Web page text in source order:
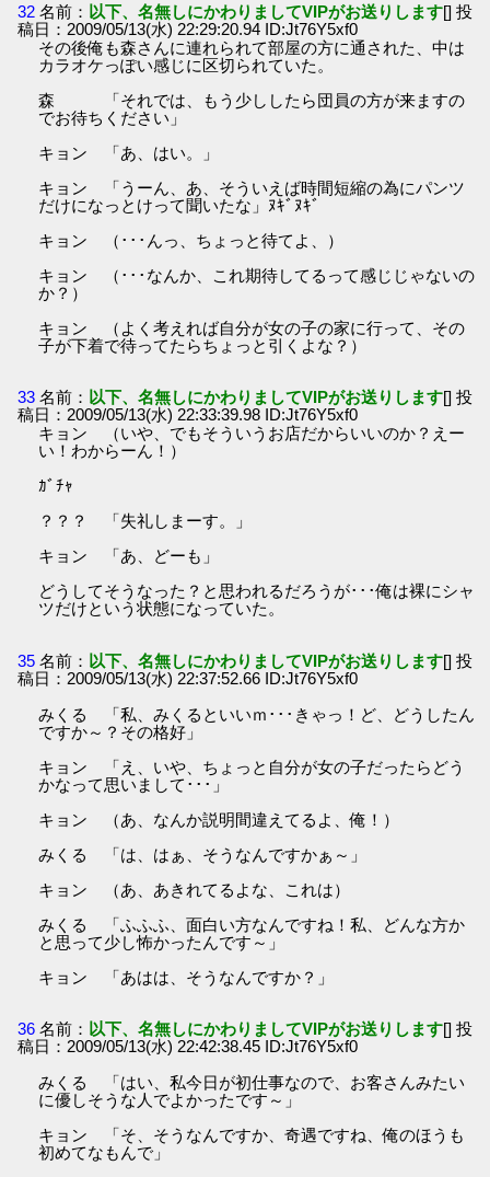
32 名前： 以下、名無しにかわりましてVIPがお送りします[] 投
稿日：2009/05/13(水) 22:29:20.94 ID:Jt76Y5xf0
その後俺も森さんに連れられて部屋の方に通された、中は
カラオケっぽい感じに区切られていた。
森 「それでは、もう少ししたら団員の方が来ますの
でお待ちください」
キョン 「あ、はい。」
キョン 「うーん、あ、そういえば時間短縮の為にパンツ
だけになっとけって聞いたな」ﾇｷﾞﾇｷﾞ
キョン （･･･んっ、ちょっと待てよ、）
キョン （･･･なんか、これ期待してるって感じじゃないの
か？）
キョン （よく考えれば自分が女の子の家に行って、その
子が下着で待ってたらちょっと引くよな？）
33 名前： 以下、名無しにかわりましてVIPがお送りします[] 投
稿日：2009/05/13(水) 22:33:39.98 ID:Jt76Y5xf0
キョン （いや、でもそういうお店だからいいのか？えー
い！わからーん！）
ｶﾞﾁｬ
？？？ 「失礼しまーす。」
キョン 「あ、どーも」
どうしてそうなった？と思われるだろうが･･･俺は裸にシャ
ツだけという状態になっていた。
35 名前： 以下、名無しにかわりましてVIPがお送りします[] 投
稿日：2009/05/13(水) 22:37:52.66 ID:Jt76Y5xf0
みくる 「私、みくるといいｍ･･･きゃっ！ど、どうしたん
ですか～？その格好」
キョン 「え、いや、ちょっと自分が女の子だったらどう
かなって思いまして･･･」
キョン （あ、なんか説明間違えてるよ、俺！）
みくる 「は、はぁ、そうなんですかぁ～」
キョン （あ、あきれてるよな、これは）
みくる 「ふふふ、面白い方なんですね！私、どんな方か
と思って少し怖かったんです～」
キョン 「あはは、そうなんですか？」
36 名前： 以下、名無しにかわりましてVIPがお送りします[] 投
稿日：2009/05/13(水) 22:42:38.45 ID:Jt76Y5xf0
みくる 「はい、私今日が初仕事なので、お客さんみたい
に優しそうな人でよかったです～」
キョン 「そ、そうなんですか、奇遇ですね、俺のほうも
初めてなもんで」